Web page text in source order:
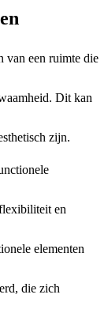
van een ruimte die
Dit kan
zijn.
en
elementen
die zich